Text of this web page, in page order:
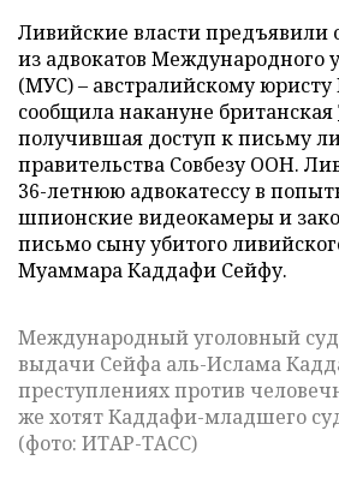
Ливийские власти предъявили
из адвокатов Международного
(МУС)– австралийскому
сообщила накануне британская
получившая доступ к письму
правительства Совбезу ООН.
36-летнюю адвокатессу в
шпионские видеокамеры и
письмо сыну убитого
Муаммара Каддафи Сейфу.
Международный уголовный суд
выдачи Сейфа аль-Ислама
преступлениях против
же хотят Каддафи-младшего
(фото: ИТАР-ТАСС)